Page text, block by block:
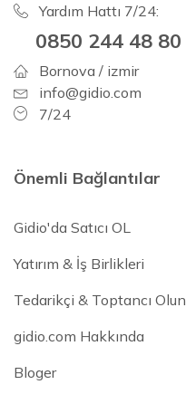
Yardım Hattı 7/24:
0850 244 48 80
Bornova / izmir
info@gidio.com
7/24
Önemli Bağlantılar
Gidio'da Satıcı OL
Yatırım & İş Birlikleri
Tedarikçi & Toptancı Olun
gidio.com Hakkında
Bloger